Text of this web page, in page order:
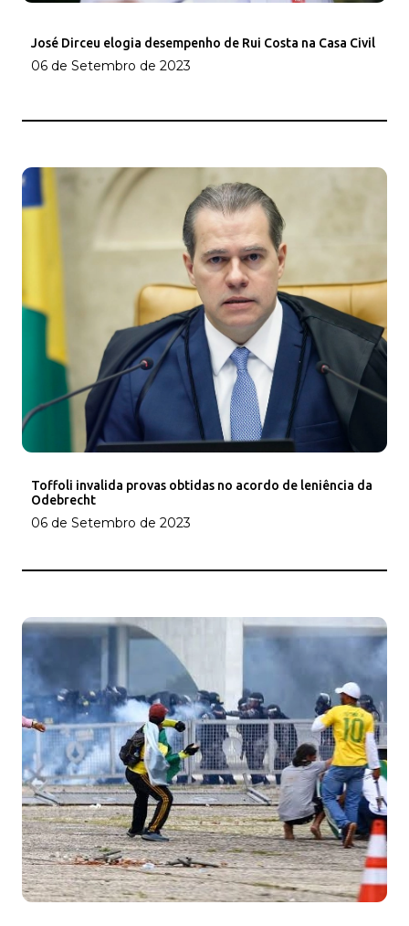
José Dirceu elogia desempenho de Rui Costa na Casa Civil
06 de Setembro de 2023
Toffoli invalida provas obtidas no acordo de leniência da
Odebrecht
06 de Setembro de 2023